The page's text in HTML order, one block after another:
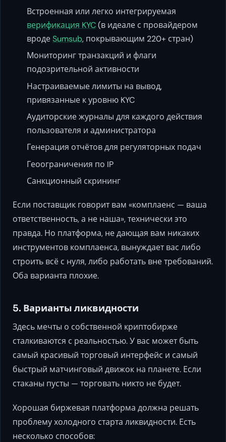
Встроенная или легко интегрируемая
верификация KYC(в идеале с провайдером
вродеSumsub, покрывающим 220+ стран)
Мониторинг транзакций и флаги
подозрительной активности
Настраиваемые лимиты на вывод,
привязанные к уровню KYC
Аудиторские журналы для каждого действия
пользователя и администратора
Генерация отчётов для регуляторных подач
Геоограничения по IP
Санкционный скрининг
Если поставщик говорит вам «комплаенс — ваша
ответственность, а не наша», технически это
правда. Но платформа, не дающая вам никаких
инструментов комплаенса, вынуждает вас либо
строить всё с нуля, либо работать вне требований.
Оба варианта плохие.
5. Варианты ликвидности
Здесь мечты о собственной криптобирже
сталкиваются с реальностью. У вас может быть
самый красивый торговый интерфейс и самый
быстрый матчинговый движок на планете. Если
стаканы пусты — торговать никто не будет.
Хорошая биржевая платформа должна решать
проблему холодного старта ликвидности. Есть
несколько способов: